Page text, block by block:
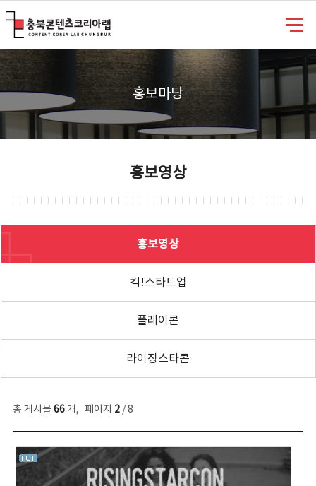
홍보마당
홍보영상
홍보영상
킥!스타트업
플레이콘
라이징스타콘
총 게시물 66개, 페이지 2/ 8